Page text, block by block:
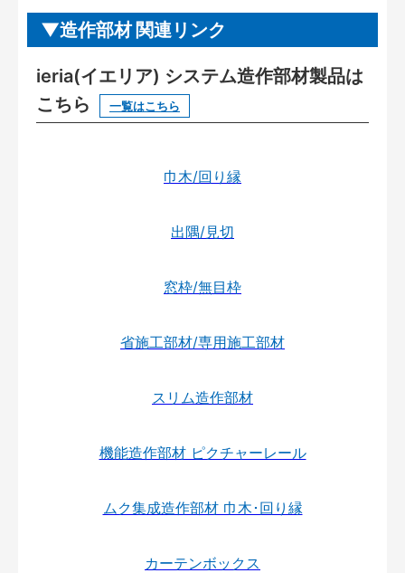
造作部材 関連リンク
ieria(イエリア) システム造作部材製品は
こちら
一覧はこちら
巾木/回り縁
出隅/見切
窓枠/無目枠
省施工部材/専用施工部材
スリム造作部材
機能造作部材 ピクチャーレール
ムク集成造作部材 巾木･回り縁
カーテンボックス